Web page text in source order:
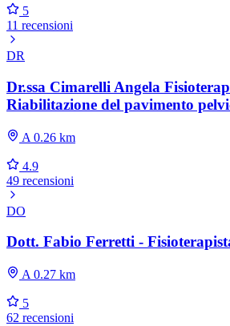
5
11 recensioni
DR
Dr.ssa Cimarelli Angela
Riabilitazione del pavimento
A 0.26 km
4.9
49 recensioni
DO
Dott. Fabio Ferretti -
A 0.27 km
5
62 recensioni